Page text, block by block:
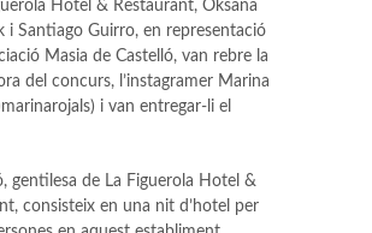
Hotel & Restaurant, Oksana
i Santiago Guirro, en representació
Masia de Castelló, van rebre la
del concurs, l’instagramer Marina
i van entregar-li el
gentilesa de La Figuerola Hotel &
consisteix en una nit d’hotel per